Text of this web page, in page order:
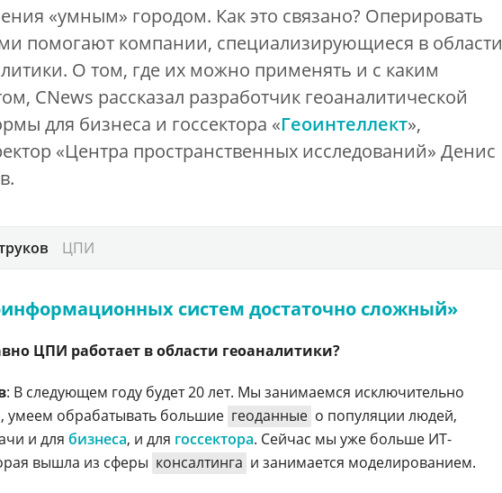
«умным» городом. Как это связано? Оперировать
помогают компании, специализирующиеся в области
О том, где их можно применять и с каким
CNews рассказал разработчик геоаналитической
для бизнеса и госсектора «Геоинтеллект»,
«Центра пространственных исследований» Денис
ЦПИ
систем достаточно сложный»
ЦПИ работает в области геоаналитики?
: В следующем году будет 20 лет. Мы занимаемся исключительно
умеем обрабатывать большие геоданные о популяции людей,
и для бизнеса, и для госсектора. Сейчас мы уже больше ИТ-
вышла из сферы консалтинга и занимается моделированием.